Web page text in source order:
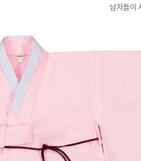
남자들이